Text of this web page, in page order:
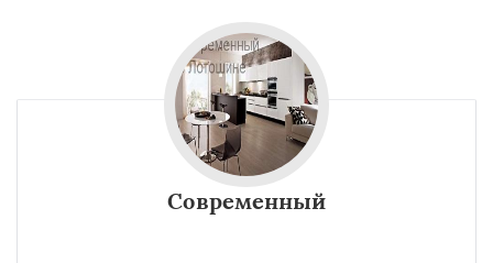
Современный